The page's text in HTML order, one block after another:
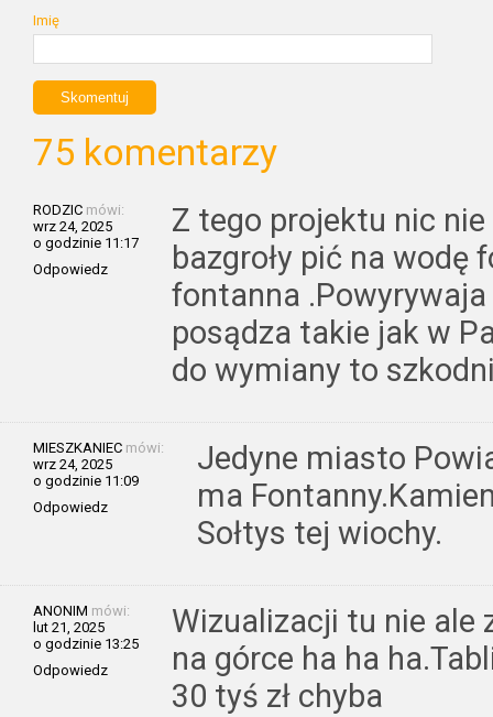
Imię
75 komentarzy
RODZIC mówi:
wrz 24, 2025
o godzinie 11:17
Odpowiedz
Z tego projektu nic
bazgroły pić na wodę
fontanna
posądza takie jak w
do wymiany to
MIESZKANIEC mówi:
wrz 24, 2025
o godzinie 11:09
Odpowiedz
Jedyne miasto
ma
Sołtys tej wiochy.
ANONIM mówi:
lut 21, 2025
o godzinie 13:25
Odpowiedz
Wizualizacji tu nie ale
na górce ha ha
30 tyś zł chyba